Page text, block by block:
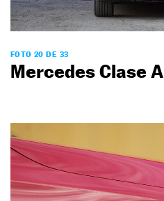
FOTO 20 DE 33
Mercedes Clase A